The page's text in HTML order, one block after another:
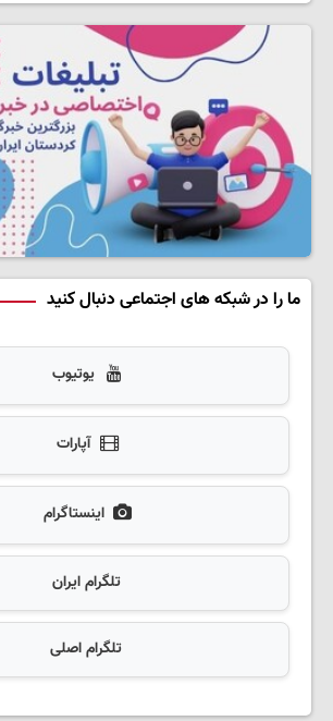
ما را در شبکه های اجتماعی دنبال کنید
یوتیوب
آپارات
اینستاگرام
تلگرام ایران
تلگرام اصلی